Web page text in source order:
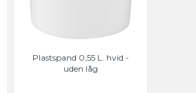
Plastspand 0,55 L. hvid -
uden låg